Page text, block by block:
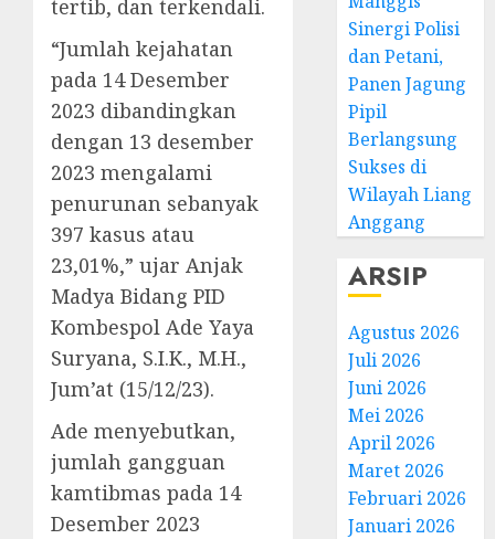
tertib, dan terkendali.
“Jumlah kejahatan
pada 14 Desember
2023 dibandingkan
dengan 13 desember
2023 mengalami
penurunan sebanyak
397 kasus atau
23,01%,” ujar Anjak
Madya Bidang PID
Kombespol Ade Yaya
Suryana, S.I.K., M.H.,
Jum’at (15/12/23).
Ade menyebutkan,
jumlah gangguan
kamtibmas pada 14
Desember 2023
Sinergi Polisi
dan Petani,
Panen Jagung
Pipil
Berlangsung
Sukses di
Wilayah Liang
Anggang
ARSIP
Agustus 2026
Juli 2026
Juni 2026
Mei 2026
April 2026
Maret 2026
Februari 2026
Januari 2026